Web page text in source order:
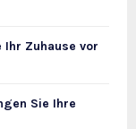
Ihr Zuhause vor
Sie Ihre